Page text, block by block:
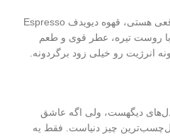
فوری قوی و واقعی هستی، قهوه دیویدف Espresso
با روست تیره، عطر قوی و طعم
انرژیت رو خیلی زود برگردونه.
دیگهست، ولی اگه عاشق
چیز دنیاست. فقط یه